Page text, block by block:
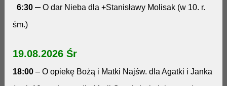
6:30 –O dar Nieba dla +Stanisławy Molisak (w 10. r.
śm.)
19.08.2026 Śr
18:00 – O opiekę Bożą i Matki Najśw. dla Agatki i Janka